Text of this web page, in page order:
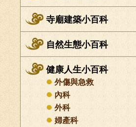
寺廟建築小百科
自然生態小百科
健康人生小百科
外傷與急救
內科
外科
婦產科